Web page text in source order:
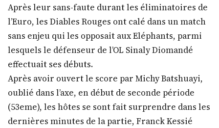
Après leur sans-faute durant les éliminatoires de
l’Euro, les Diables Rouges ont calé dans un match
sans enjeu qui les opposait aux Eléphants, parmi
lesquels le défenseur de l’OL Sinaly Diomandé
effectuait ses débuts.
Après avoir ouvert le score par Michy Batshuayi,
oublié dans l’axe, en début de seconde période
(53eme), les hôtes se sont fait surprendre dans les
dernières minutes de la partie, Franck Kessié